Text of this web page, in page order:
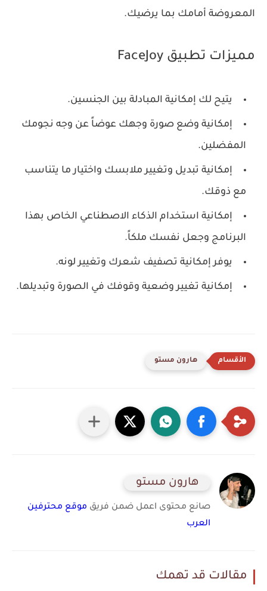
المعروضة أمامك بما يرضيك.
مميزات تطبيق FaceJoy
يتيح لك إمكانية المبادلة بين الجنسين.
إمكانية وضع صورة وجهك عوضاً عن وجه نجومك
المفضلين.
إمكانية تبديل وتغيير ملابسك واختيار ما يتناسب
مع ذوقك.
إمكانية استخدام الذكاء الاصطناعي الخاص بهذا
البرنامج وجعل نفسك ملكاً.
يوفر إمكانية تصفيف شعرك وتغيير لونه.
إمكانية تغيير وضعية وقوفك في الصورة وتبديلها.
هارون مستو
هارون مستو
صانع محتوى اعمل ضمن فريق موقع محترفين
العرب
مقالات قد تهمك